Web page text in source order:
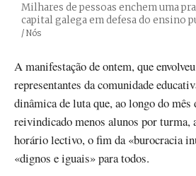
Milhares de pessoas enchem uma
capital galega em defesa do ensino
Créditos
/ Nós
A manifestação de ontem, que
representantes da comunidade
dinâmica de luta que, ao longo do mês
reivindicado menos alunos por turma,
horário lectivo, o fim da «burocracia
«dignos e iguais» para todos.